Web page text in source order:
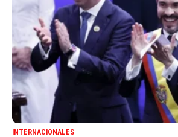
INTERNACIONALES